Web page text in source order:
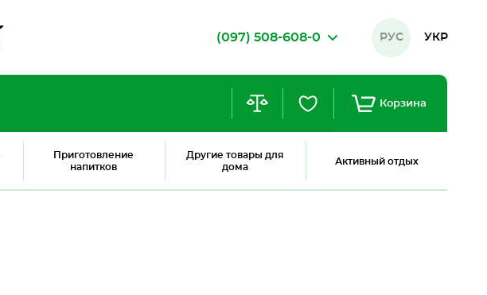
РУС УКР
Приготовление
напитков
Другие товары для
дома
Активный отдых
(097) 508-608-0
Корзина